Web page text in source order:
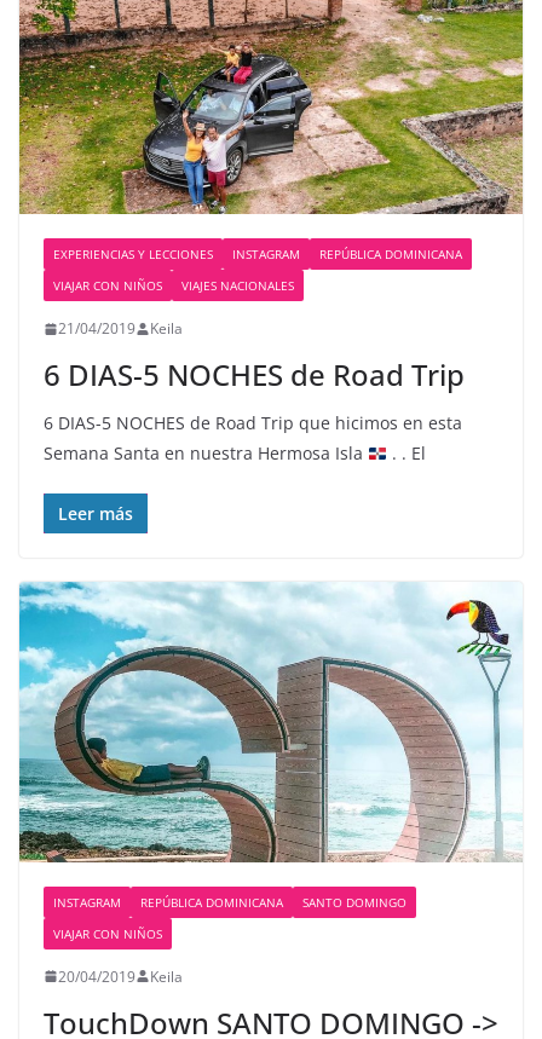
EXPERIENCIAS Y LECCIONES INSTAGRAM
REPÚBLICA DOMINICANA
VIAJAR CON NIÑOS
VIAJES NACIONALES
21/04/2019 Keila
6 DIAS-5 NOCHES de Road Trip
6 DIAS-5 NOCHES de Road Trip que hicimos en esta
Semana Santa en nuestra Hermosa Isla
. . El
Leer más
INSTAGRAM REPÚBLICA DOMINICANA
SANTO DOMINGO
VIAJAR CON NIÑOS
20/04/2019 Keila
TouchDown SANTO DOMINGO️ ->